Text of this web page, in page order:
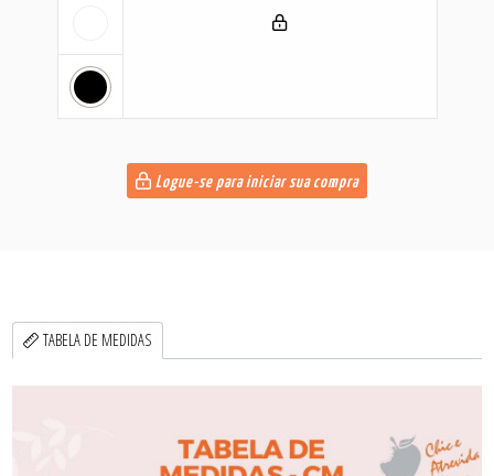
Logue-se para iniciar sua compra
TABELA DE MEDIDAS